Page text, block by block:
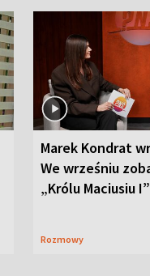
Marek Kondrat
We wrześniu
„Królu Maciusiu I”
Rozmowy